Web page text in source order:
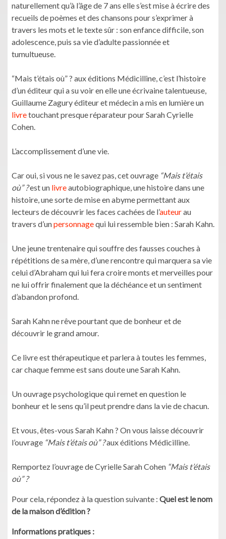
naturellement qu’à l’âge de 7 ans elle s’est mise à écrire des
recueils de poèmes et des chansons pour s’exprimer à
travers les mots et le texte sûr : son enfance difficile, son
adolescence, puis sa vie d’adulte passionnée et
tumultueuse.
“Mais t’étais où” ? aux éditions Médicilline, c’est l’histoire
d’un éditeur qui a su voir en elle une écrivaine talentueuse,
Guillaume Zagury éditeur et médecin a mis en lumière un
livretouchant presque réparateur pour Sarah Cyrielle
Cohen.
L’accomplissement d’une vie.
Car oui, si vous ne le savez pas, cet ouvrage “Mais t’étais
où” ?est un livreautobiographique, une histoire dans une
histoire, une sorte de mise en abyme permettant aux
lecteurs de découvrir les faces cachées de l’auteurau
travers d’unpersonnagequi lui ressemble bien : Sarah Kahn.
Une jeune trentenaire qui souffre des fausses couches à
répétitions de sa mère, d’une rencontre qui marquera sa vie
celui d’Abraham qui lui fera croire monts et merveilles pour
ne lui offrir finalement que la déchéance et un sentiment
d’abandon profond.
Sarah Kahn ne rêve pourtant que de bonheur et de
découvrir le grand amour.
Ce livre est thérapeutique et parlera à toutes les femmes,
car chaque femme est sans doute une Sarah Kahn.
Un ouvrage psychologique qui remet en question le
bonheur et le sens qu’il peut prendre dans la vie de chacun.
Et vous, êtes-vous Sarah Kahn ? On vous laisse découvrir
l’ouvrage “Mais t’étais où” ?aux éditions Médicilline.
Remportez l’ouvrage de Cyrielle Sarah Cohen “Mais t’étais
où” ?
Pour cela, répondez à la question suivante : Quel est le nom
de la maison d’édition ?
Informations pratiques :